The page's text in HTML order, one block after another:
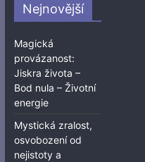
Nejnovější
Magická
provázanost:
Jiskra života –
Bod nula – Životní
energie
Mystická zralost,
osvobození od
nejistoty a